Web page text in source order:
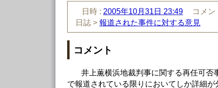
日時 : 2005年10月31日 23:49
コメ
日誌 > 報道された事件に対する意見
コメント
井上薫横浜地裁判事に関する再任可否
で報道されている限りにおいてしか詳細